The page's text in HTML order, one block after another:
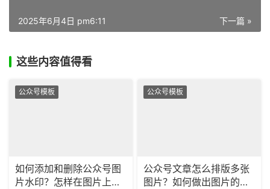
下一篇 »
2025年6月4日 pm6:11
这些内容值得看
公众号模板
如何添加和删除公众号图
片水印？怎样在图片上添
公众号模板
公众号文章怎么排版多张
图片？如何做出图片的滑